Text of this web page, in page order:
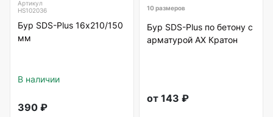
Артикул
HS102036
Бур SDS-Plus 16х210/150
мм
В наличии
390 ₽
10 размеров
Бур SDS-Plus по бетону с
арматурой АХ Кратон
от 143 ₽